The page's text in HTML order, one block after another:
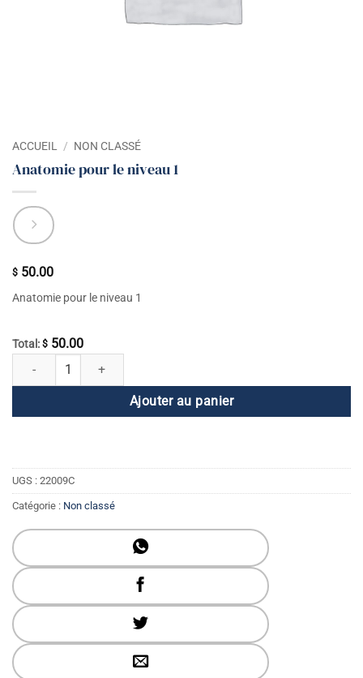
ACCUEIL / NON CLASSÉ
Anatomie pour le niveau 1
$ 50.00
Anatomie pour le niveau 1
Total: $ 50.00
quantité de Anatomie pour le niveau 1
Ajouter au panier
UGS : 22009C
Catégorie : Non classé